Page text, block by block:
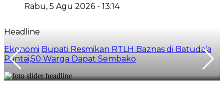
Rabu, 5 Agu 2026 - 13:14
Headline
Ekonomi Bupati Resmikan RTLH Baznas di Batuda’a
Pantai,50 Warga Dapat Sembako